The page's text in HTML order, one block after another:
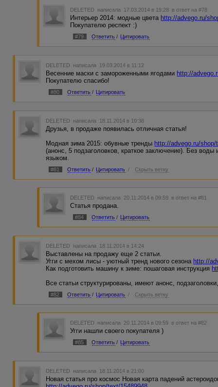
DELETED написала 17.03.2014 в 19:28 в ответ на #78
Интерьер 2014: модные цвета http://advego.ru/
Покупателю респект :)
#79 Ответить / Цитировать
DELETED написала 19.03.2014 в 11:12
Весенние маски с замороженными ягодами http://
Покупателю спасибо!
#80 Ответить / Цитировать
DELETED написала 18.11.2014 в 10:38
Друзья, в продаже появилась отличная статья!
Модная зима 2015: обувные тренды http://advego.ru/
(анонс, 5 подзаголовков, краткое заключение). Без
языком.
#81 Ответить / Цитировать / Скрыть ветку
DELETED написала 20.11.2014 в 09:59 в ответ на #81
Статья продана.
#84 Ответить / Цитировать
DELETED написала 18.11.2014 в 14:24
Выставлены на продажу еще 2 статьи.
Угги с мехом лисы - уютный тренд нового сезона http://
Как подготовить машину к зиме: пошаговая инструкция
Все статьи структурированы, имеют анонс,
#82 Ответить / Цитировать / Скрыть ветку
DELETED написала 20.11.2014 в 09:59 в ответ на #82
Угги нашли своего покупателя )
#85 Ответить / Цитировать
DELETED написала 18.11.2014 в 21:00
Новая статья про космос Новая карта падений